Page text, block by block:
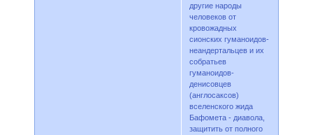
другие народы
человеков от
кровожадных
сионских гуманоидов-
неандертальцев и их
собратьев
гуманоидов-
денисовцев
(англосаксов)
вселенского жида
Бафомета - диавола,
защитить от полного